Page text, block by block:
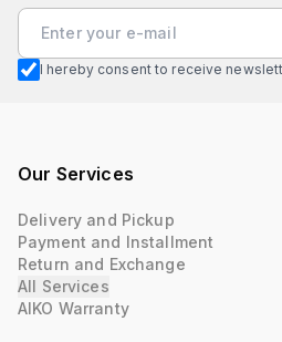
I hereby consent to receive
Our Services
Delivery and Pickup
Payment and Installment
Return and Exchange
All Services
AIKO Warranty